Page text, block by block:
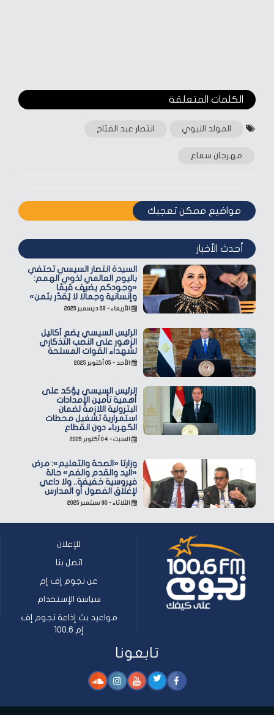
الكلمات المتعلقة‎
المولد النبوي انتصار عبد الفتاح
مهرجان سماع
مواضيع ممكن تعجبك
أحدث الأخبار
السيدة انتصار السيسي تحتفي
باليوم العالمي لذوي الهمم:
«وجودكم يضيف قيمًا
وإنسانية وجمالًا لا يُقدّر بثمن»
الأربعاء - ٠٣ ديسمبر ٢٠٢٥
الرئيس السيسي يضع أكاليل
الزهور على النصب التذكاري
لشهداء القوات المسلحة
الأحد - ٠٥ أكتوبر ٢٠٢٥
الرئيس السيسي يؤكد على
أهمية تأمين الإمدادات
البترولية اللازمة لضمان
استمرارية تشغيل محطات
الكهرباء دون انقطاع
السبت - ٠٤ أكتوبر ٢٠٢٥
وزارتا «الصحة والتعليم»: مرض
«اليد والقدم والفم» حالة
فيروسية خفيفة.. ولا داعي
لإغلاق الفصول أو المدارس
الثلاثاء - ٣٠ سبتمبر ٢٠٢٥
للإعلان
اتصل بنا
عن نجوم إف إم
سياسة الإستخدام
مواعيد بث إذاعة نجوم إف
إم 100.6
تابعونا